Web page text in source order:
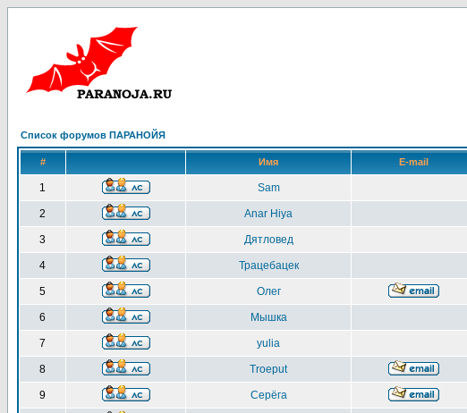
Список форумов ПАРАНОЙЯ
# Имя E-mail
1 Sam
2 Anar Hiya
3 Дятловед
4 Трацебацек
5 Олег
6 Мышка
7 yulia
8 Troeput
9 Серёга